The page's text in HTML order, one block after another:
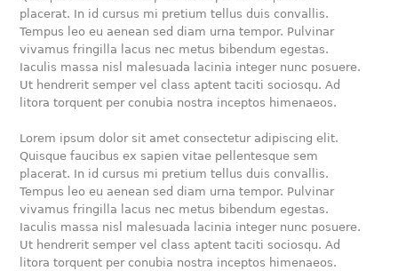
placerat. In id cursus mi pretium tellus duis convallis.
Tempus leo eu aenean sed diam urna tempor. Pulvinar
vivamus fringilla lacus nec metus bibendum egestas.
Iaculis massa nisl malesuada lacinia integer nunc posuere.
Ut hendrerit semper vel class aptent taciti sociosqu. Ad
litora torquent per conubia nostra inceptos himenaeos.
Lorem ipsum dolor sit amet consectetur adipiscing elit.
Quisque faucibus ex sapien vitae pellentesque sem
placerat. In id cursus mi pretium tellus duis convallis.
Tempus leo eu aenean sed diam urna tempor. Pulvinar
vivamus fringilla lacus nec metus bibendum egestas.
Iaculis massa nisl malesuada lacinia integer nunc posuere.
Ut hendrerit semper vel class aptent taciti sociosqu. Ad
litora torquent per conubia nostra inceptos himenaeos.